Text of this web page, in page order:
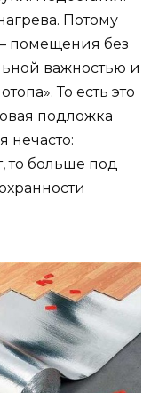
Потому
помещения без
важностью и
То есть это
подложка
нечасто:
то больше под